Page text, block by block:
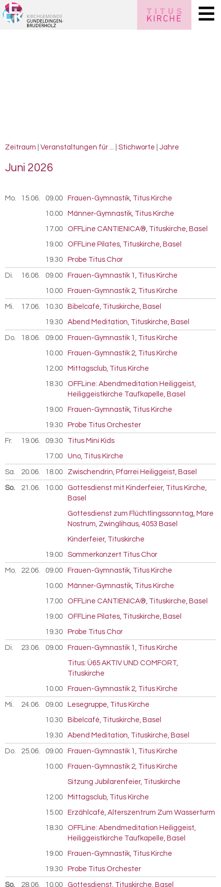
Zeitraum Veranstaltungen für ... Stichworte Jahre
Juni 2026
Mo. 15.06. 2026
09.00 Frauen-Gymnastik, Titus Kirche
10.00 Männer-Gymnastik, Titus Kirche
17.00 OFFLine CANTIENICA®, Tituskirche, Basel
19.00 OFFLine Pilates, Tituskirche, Basel
19.30 Probe Titus Chor
Di. 16.06. 2026
09.00 Frauen-Gymnastik 1, Titus Kirche
10.00 Frauen-Gymnastik 2, Titus Kirche
Mi. 17.06. 2026
10.30 Bibelcafé, Tituskirche, Basel
19.30 Abend Meditation, Tituskirche, Basel
Do. 18.06. 2026
09.00 Frauen-Gymnastik 1, Titus Kirche
10.00 Frauen-Gymnastik 2, Titus Kirche
12.00 Mittagsclub, Titus Kirche
18.30
OFFLine: Abendmeditation Heiliggeist,
Heiliggeistkirche Taufkapelle, Basel
19.00 Frauen-Gymnastik, Titus Kirche
19.30 Probe Titus Orchester
Fr. 19.06. 2026
09.30 Titus Mini Kids
17.00 Uno, Titus Kirche
Sa. 20.06. 2026
18.00 Zwischendrin, Pfarrei Heiliggeist, Basel
So. 21.06. 2026
10.00
Gottesdienst mit Kinderfeier, Titus Kirche,
Basel
Gottesdienst zum Flüchtlingssonntag, Mare
Nostrum, Zwinglihaus, 4053 Basel
Kinderfeier, Tituskirche
19.00 Sommerkonzert Titus Chor
Mo. 22.06. 2026
09.00 Frauen-Gymnastik, Titus Kirche
10.00 Männer-Gymnastik, Titus Kirche
17.00 OFFLine CANTIENICA®, Tituskirche, Basel
19.00 OFFLine Pilates, Tituskirche, Basel
19.30 Probe Titus Chor
Di. 23.06. 2026
09.00 Frauen-Gymnastik 1, Titus Kirche
Titus: Ü65 AKTIV UND COMFORT,
Tituskirche
10.00 Frauen-Gymnastik 2, Titus Kirche
Mi. 24.06. 2026
09.00 Lesegruppe, Titus Kirche
10.30 Bibelcafé, Tituskirche, Basel
19.30 Abend Meditation, Tituskirche, Basel
Do. 25.06. 2026
09.00 Frauen-Gymnastik 1, Titus Kirche
10.00 Frauen-Gymnastik 2, Titus Kirche
Sitzung Jubilarenfeier, Tituskirche
12.00 Mittagsclub, Titus Kirche
15.00 Erzählcafé, Alterszentrum Zum Wasserturm
18.30
OFFLine: Abendmeditation Heiliggeist,
Heiliggeistkirche Taufkapelle, Basel
19.00 Frauen-Gymnastik, Titus Kirche
19.30 Probe Titus Orchester
So. 28.06. 2026
10.00 Gottesdienst, Tituskirche, Basel